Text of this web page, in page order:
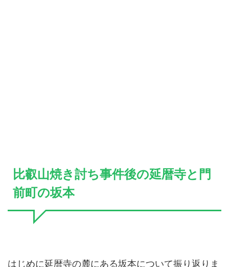
比叡山焼き討ち事件後の延暦寺と門
前町の坂本
はじめに延暦寺の麓にある坂本について振り返りま